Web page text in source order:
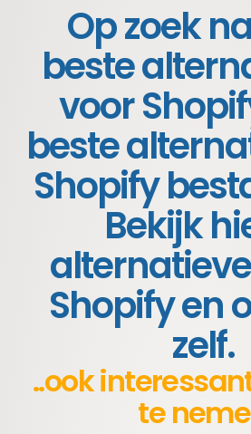
Op zoek
beste
voor
beste
Shopify
Bekijk
Shopify en
zelf.
..ook
te